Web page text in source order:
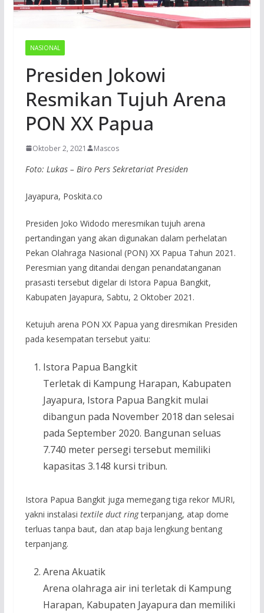
NASIONAL
Presiden Jokowi
Resmikan Tujuh Arena
PON XX Papua
Oktober 2, 2021 Mascos
Foto: Lukas – Biro Pers Sekretariat Presiden
Jayapura, Poskita.co
Presiden Joko Widodo meresmikan tujuh arena
pertandingan yang akan digunakan dalam perhelatan
Pekan Olahraga Nasional (PON) XX Papua Tahun 2021.
Peresmian yang ditandai dengan penandatanganan
prasasti tersebut digelar di Istora Papua Bangkit,
Kabupaten Jayapura, Sabtu, 2 Oktober 2021.
Ketujuh arena PON XX Papua yang diresmikan Presiden
pada kesempatan tersebut yaitu:
Istora Papua Bangkit
Terletak di Kampung Harapan, Kabupaten
Jayapura, Istora Papua Bangkit mulai
dibangun pada November 2018 dan selesai
pada September 2020. Bangunan seluas
7.740 meter persegi tersebut memiliki
kapasitas 3.148 kursi tribun.
Istora Papua Bangkit juga memegang tiga rekor MURI,
yakni instalasi textile duct ringterpanjang, atap dome
terluas tanpa baut, dan atap baja lengkung bentang
terpanjang.
Arena Akuatik
Arena olahraga air ini terletak di Kampung
Harapan, Kabupaten Jayapura dan memiliki